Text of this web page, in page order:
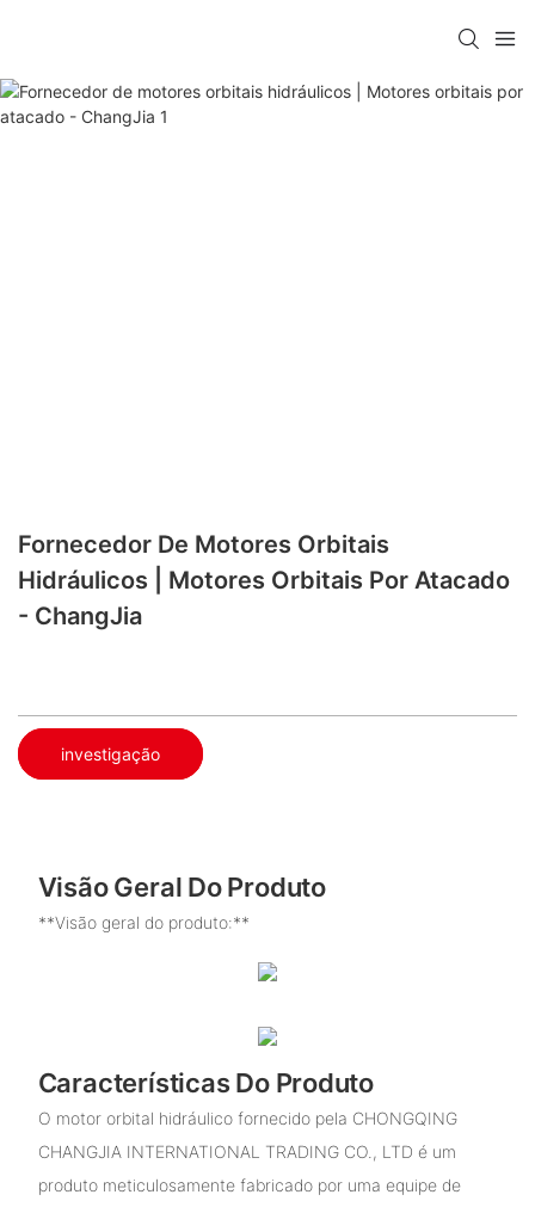
Fornecedor De Motores Orbitais
Hidráulicos | Motores Orbitais Por Atacado
- ChangJia
investigação
Visão Geral Do Produto
**Visão geral do produto:**
Características Do Produto
O motor orbital hidráulico fornecido pela CHONGQING
CHANGJIA INTERNATIONAL TRADING CO., LTD é um
produto meticulosamente fabricado por uma equipe de